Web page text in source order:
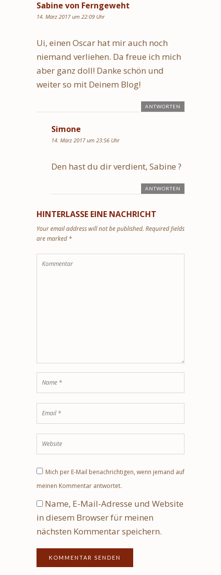
Sabine von Ferngeweht
14. März 2017 um 22:09 Uhr
Ui, einen Oscar hat mir auch noch
niemand verliehen. Da freue ich mich
aber ganz doll! Danke schön und
weiter so mit Deinem Blog!
ANTWORTEN
Simone
14. März 2017 um 23:56 Uhr
Den hast du dir verdient, Sabine ?
ANTWORTEN
HINTERLASSE EINE NACHRICHT
Your email address will not be published. Required fields
are marked *
Mich per E-Mail benachrichtigen, wenn jemand auf
meinen Kommentar antwortet.
Name, E-Mail-Adresse und Website
in diesem Browser für meinen
nächsten Kommentar speichern.